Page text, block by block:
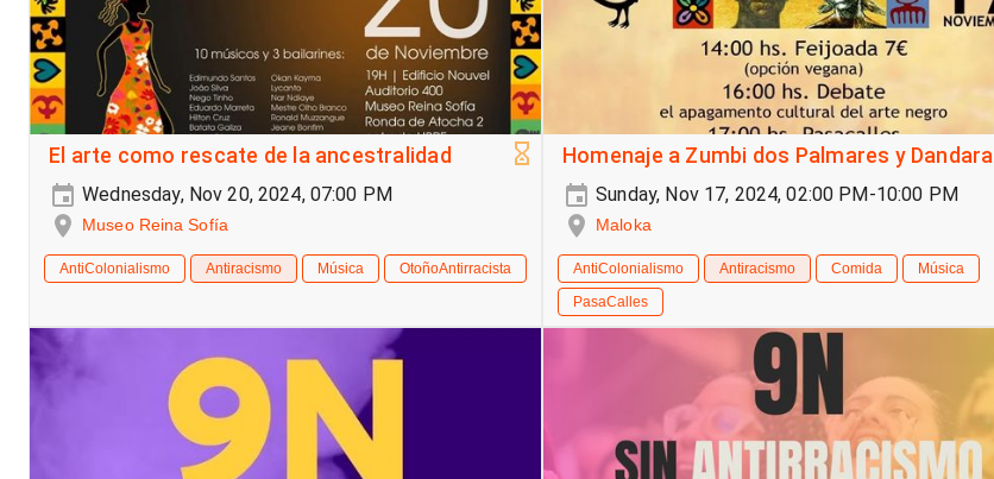
El arte como rescate de la ancestralidad
Wednesday, Nov 20, 2024, 07:00 PM
Museo Reina Sofía
AntiColonialismo Antiracismo Música OtoñoAntirracista
Homenaje a Zumbi dos Palmares y Dandara
Sunday, Nov 17, 2024, 02:00 PM-10:00 PM
Maloka
AntiColonialismo Antiracismo Comida
Música
PasaCalles